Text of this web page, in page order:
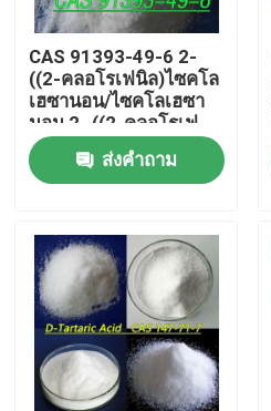
ทัวร์โรงงาน
ควบคุมคุณภาพ
ขอใบเสนอราคา
วัตถุดิบเคมีรายวัน
สารเคมีไม่เป็นอินทรีย์ วัตถุดิบ
ตัวกลางเคมีละเอียด
CAS 91393-49-6 2-
((2-คลอโรเฟนิล)ไซคโล
เฮซานอน/ไซคโลเฮซา
นอน,2- ((2-คลอโรเฟ
นิล)
ส่งคำถาม